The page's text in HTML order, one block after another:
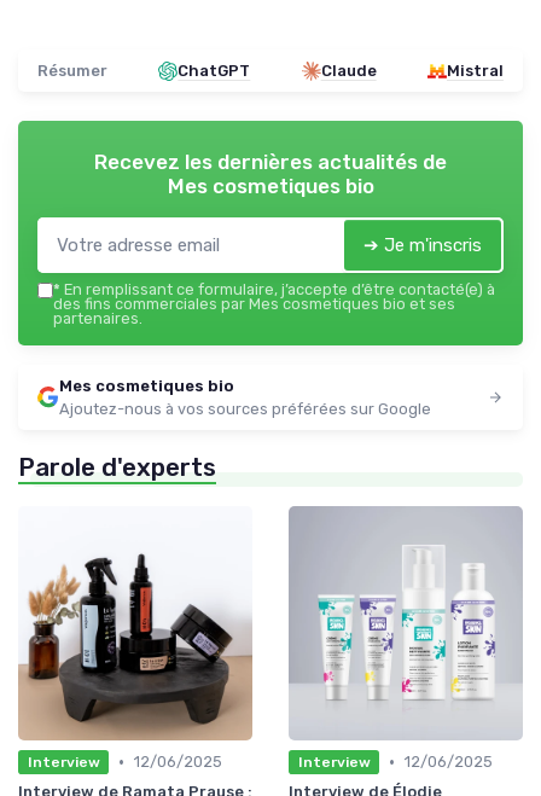
Résumer ChatGPT Claude Mistral
Recevez les dernières actualités de
Mes cosmetiques bio
➔ Je m'inscris
* En remplissant ce formulaire, j’accepte d’être contacté(e) à
des fins commerciales par Mes cosmetiques bio et ses
partenaires.
Mes cosmetiques bio
Ajoutez-nous à vos sources préférées sur Google
Parole d'experts
Interview • 12/06/2025
Interview de Ramata Prause :
Interview • 12/06/2025
Interview de Élodie